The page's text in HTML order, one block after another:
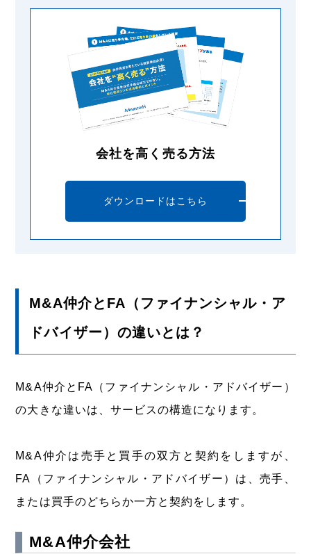
会社を高く売る方法
ダウンロードはこちら
M&A仲介とFA（ファイナンシャル・ア
ドバイザー）の違いとは？
M&A仲介とFA（ファイナンシャル・アドバイザー）
の大きな違いは、サービスの構造になります。
M&A仲介は売手と買手の双方と契約をしますが、
FA（ファイナンシャル・アドバイザー）は、売手、
または買手のどちらか一方と契約をします。
M&A仲介会社